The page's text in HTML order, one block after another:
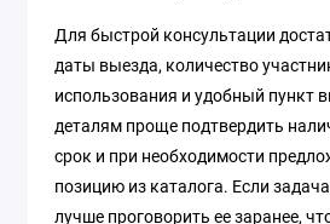
Для быстрой консультации
даты выезда, количество
использования и удобный пункт
деталям проще подтвердить
срок и при необходимости
позицию из каталога. Если
лучше проговорить ее заранее,